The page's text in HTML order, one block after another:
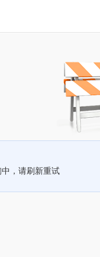
，请刷新重试